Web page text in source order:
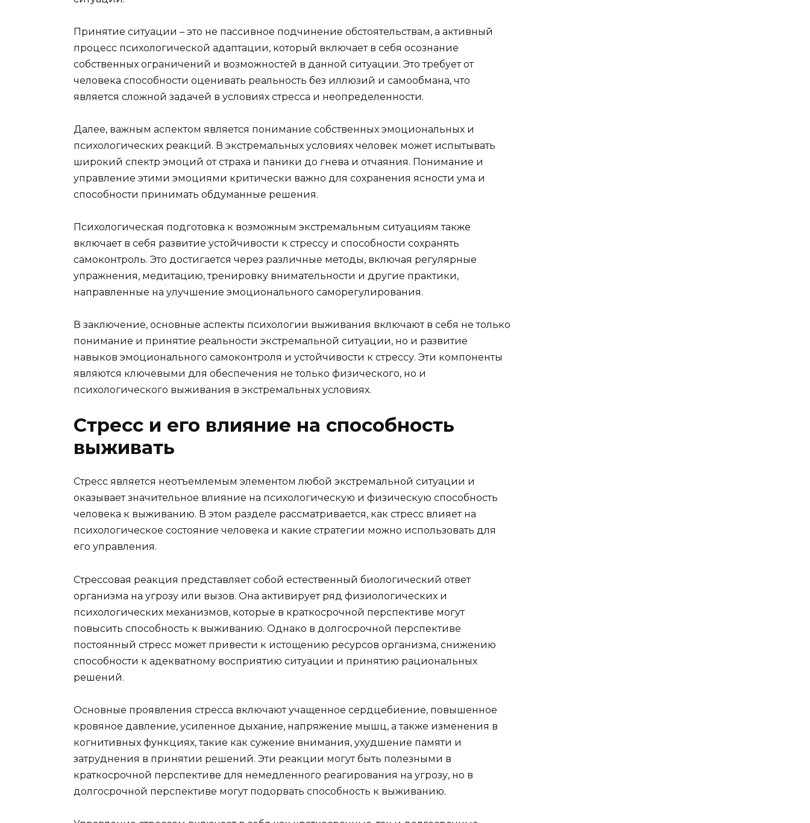
Принятие ситуации – это не пассивное подчинение обстоятельствам, а активный
процесс психологической адаптации, который включает в себя осознание
собственных ограничений и возможностей в данной ситуации. Это требует от
человека способности оценивать реальность без иллюзий и самообмана, что
является сложной задачей в условиях стресса и неопределенности.
Далее, важным аспектом является понимание собственных эмоциональных и
психологических реакций. В экстремальных условиях человек может испытывать
широкий спектр эмоций от страха и паники до гнева и отчаяния. Понимание и
управление этими эмоциями критически важно для сохранения ясности ума и
способности принимать обдуманные решения.
Психологическая подготовка к возможным экстремальным ситуациям также
включает в себя развитие устойчивости к стрессу и способности сохранять
самоконтроль. Это достигается через различные методы, включая регулярные
упражнения, медитацию, тренировку внимательности и другие практики,
направленные на улучшение эмоционального саморегулирования.
В заключение, основные аспекты психологии выживания включают в себя не только
понимание и принятие реальности экстремальной ситуации, но и развитие
навыков эмоционального самоконтроля и устойчивости к стрессу. Эти компоненты
являются ключевыми для обеспечения не только физического, но и
психологического выживания в экстремальных условиях.
Стресс и его влияние на способность
выживать
Стресс является неотъемлемым элементом любой экстремальной ситуации и
оказывает значительное влияние на психологическую и физическую способность
человека к выживанию. В этом разделе рассматривается, как стресс влияет на
психологическое состояние человека и какие стратегии можно использовать для
его управления.
Стрессовая реакция представляет собой естественный биологический ответ
организма на угрозу или вызов. Она активирует ряд физиологических и
психологических механизмов, которые в краткосрочной перспективе могут
повысить способность к выживанию. Однако в долгосрочной перспективе
постоянный стресс может привести к истощению ресурсов организма, снижению
способности к адекватному восприятию ситуации и принятию рациональных
решений.
Основные проявления стресса включают учащенное сердцебиение, повышенное
кровяное давление, усиленное дыхание, напряжение мышц, а также изменения в
когнитивных функциях, такие как сужение внимания, ухудшение памяти и
затруднения в принятии решений. Эти реакции могут быть полезными в
краткосрочной перспективе для немедленного реагирования на угрозу, но в
долгосрочной перспективе могут подорвать способность к выживанию.